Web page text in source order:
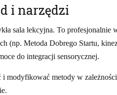
i narzędzi
sala lekcyjna. To profesjonalnie
(np. Metoda Dobrego Startu,
do integracji sensorycznej.
modyfikować metody w